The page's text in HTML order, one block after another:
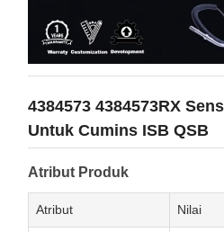
4384573 4384573RX
Untuk Cumins ISB QSB
Atribut Produk
Atribut Nilai